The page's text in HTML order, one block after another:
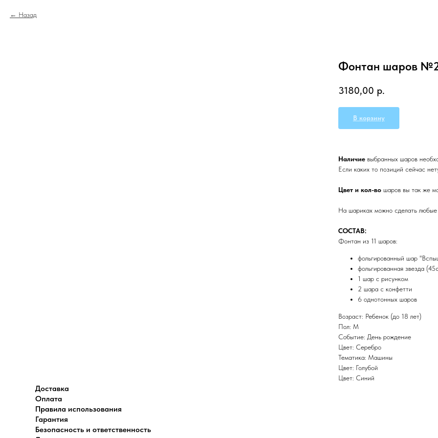
Назад
Фонтан шаров
3180,00 р.
В корзину
Наличие выбранных шаров
Если каких то позиций сейчас
Цвет и кол-во шаров вы так же
На шариках можно сделать
СОСТАВ:
Фонтан из 11 шаров:
фольгированный шар
фольгированная звезда
1 шар с рисунком
2 шара с конфетти
6 однотонных шаров
Возраст: Ребенок (до 18 лет)
Пол: М
Событие: День рождение
Цвет: Серебро
Тематика: Машины
Цвет: Голубой
Цвет: Синий
Доставка
Оплата
Правила использования
Гарантия
Безопасность и ответственность